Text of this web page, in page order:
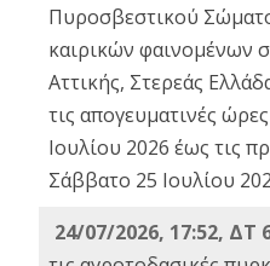
Πυροσβεστικού
καιρικών φαινομένων
Αττικής, Στερεάς
τις απογευματινές
Ιουλίου 2026 έως τις
Σάββατο 25 Ιουλίου
24/07/2026, 17:52, ΔΤ